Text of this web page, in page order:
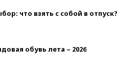
что взять с собой в отпуск?
обувь лета – 2026